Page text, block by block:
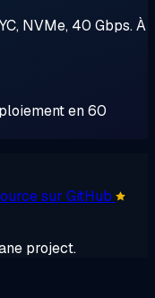
NVMe, 40 Gbps. À
en 60
sur GitHub
project.